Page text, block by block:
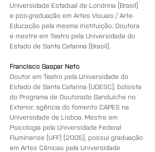
Universidade Estadual de Londrina (Brasil)
e pós-graduação em Artes Visuais / Arte-
Educação pela mesma instituição. Doutora
e mestre em Teatro pela Universidade do
Estado de Santa Catarina (Brasil).
Francisco Gaspar Neto
Doutor em Teatro pela Universidade do
Estado de Santa Catarina (UDESC), bolsista
do Programa de Doutorado Sanduíche no
Exterior, agência do fomento CAPES na
Universidade de Lisboa. Mestre em
Psicologia pela Universidade Federal
Fluminense (UFF) (2005), possui graduação
em Artes Cênicas pela Universidade